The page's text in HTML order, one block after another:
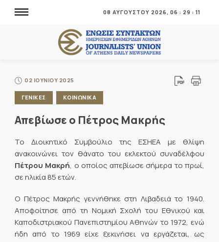
08 ΑΥΓΟΥΣΤΟΥ 2026, 06 : 29 : 12
02 ΙΟΥΝΙΟΥ 2025
ΓΕΝΙΚΕΣ ΚΟΙΝΩΝΙΚΑ
Απεβίωσε ο Πέτρος Μακρής
Το Διοικητικό Συμβούλιο της ΕΣΗΕΑ με θλίψη
ανακοινώνει τον θάνατο του εκλεκτού συναδέλφου
Πέτρου Μακρή, ο οποίος απεβίωσε σήμερα το πρωί,
σε ηλικία 85 ετών.
Ο Πέτρος Μακρής γεννήθηκε στη Λιβαδειά το 1940.
Αποφοίτησε από τη Νομική Σχολή του Εθνικού και
Καποδιστριακού Πανεπιστημίου Αθηνών το 1972, ενώ
ήδη από το 1969 είχε ξεκινήσει να εργάζεται, ως